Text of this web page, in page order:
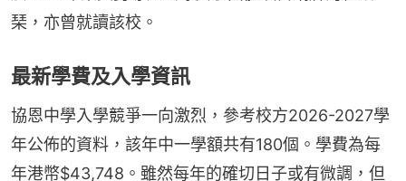
琹，亦曾就讀該校。
最新學費及入學資訊
協恩中學入學競爭一向激烈，參考校方2026-2027學
年公佈的資料，該年中一學額共有180個。學費為每
年港幣$43,748。雖然每年的確切日子或有微調，但